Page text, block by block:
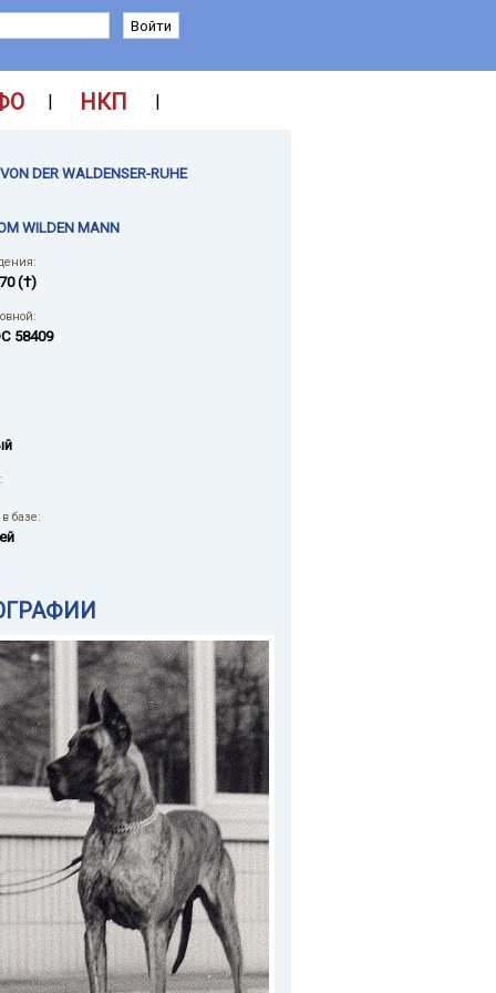
| НКП |
DER WALDENSER-RUHE
WILDEN MANN
(†)
58409
базе: